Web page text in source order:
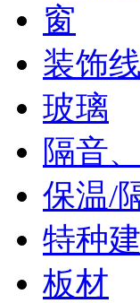
窗
装饰
玻璃
隔音
保温/
特种
板材